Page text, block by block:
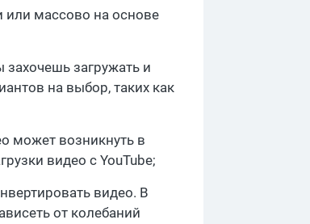
или массово на основе
загружать и
на выбор, таких как
может возникнуть в
видео с YouTube;
видео. В
от колебаний